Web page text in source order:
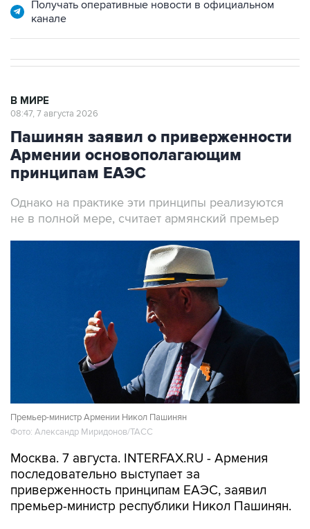
Получать оперативные новости в официальном
канале
В МИРЕ
08:47, 7 августа 2026
Пашинян заявил о приверженности
Армении основополагающим
принципам ЕАЭС
Однако на практике эти принципы реализуются
не в полной мере, считает армянский премьер
Премьер-министр Армении Никол Пашинян
Фото: Александр Миридонов/ТАСС
Москва. 7 августа. INTERFAX.RU - Армения
последовательно выступает за
приверженность принципам ЕАЭС, заявил
премьер-министр республики Никол Пашинян.